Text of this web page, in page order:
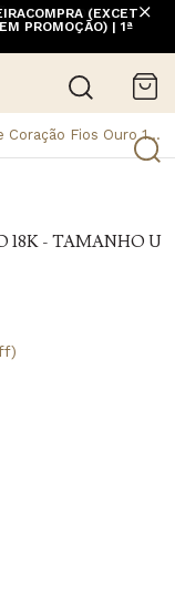
SELECIONADAS
(EXCETO
PROMOÇÃO) | 1ª
Fios Ouro 18k - Tamanho U
18K - TAMANHO U